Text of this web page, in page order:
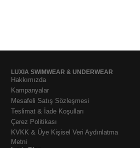
LUXIA SWIMWEAR & UNDERWEAR
Hakkımızda
Kampanyalar
Mesafeli Satış Sözleşmesi
Teslimat & İade Koşulları
Çerez Politikası
KVKK & Üye Kişisel Veri Aydınlatma
Metni